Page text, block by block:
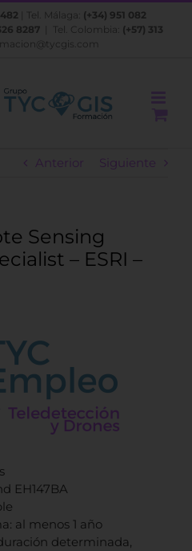
| Tel. Málaga: (+34) 951 082
8287| Tel. Colombia: (+57) 313
Anterior Siguiente
Sensing
– ESRI –
EH147BA
al menos 1 año
determinada,